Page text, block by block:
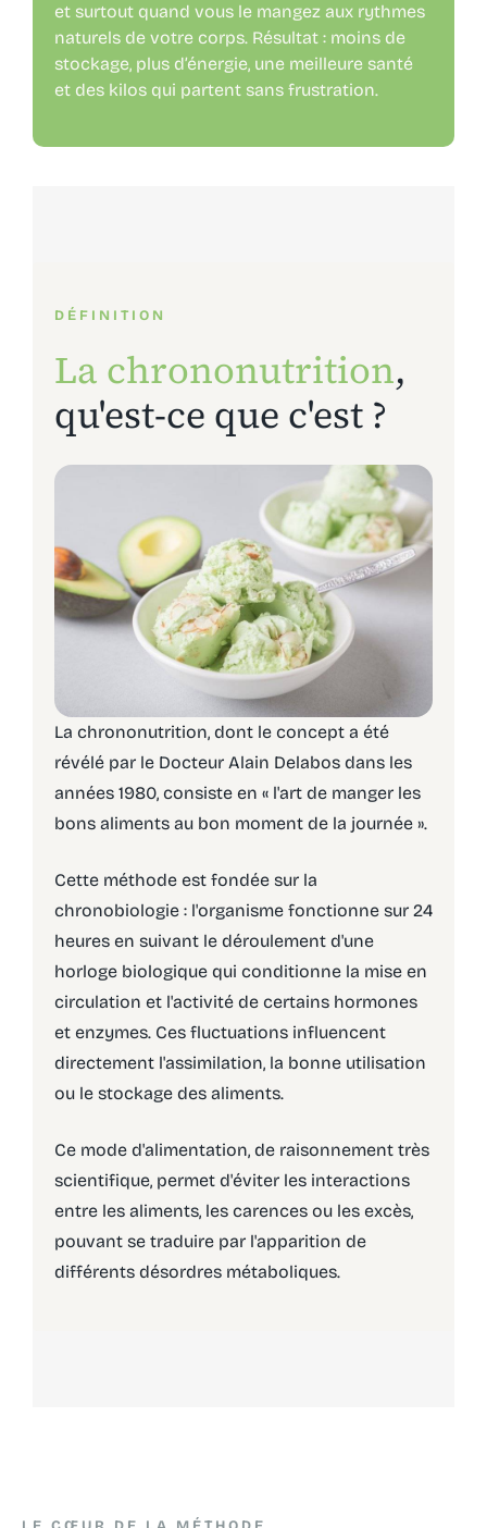
et surtout quand vous le mangez aux rythmes
naturels de votre corps. Résultat : moins de
stockage, plus d’énergie, une meilleure santé
et des kilos qui partent sans frustration.
DÉFINITION
La chrononutrition,
qu'est-ce que c'est ?
La chrononutrition, dont le concept a été
révélé par le Docteur Alain Delabos dans les
années 1980, consiste en « l'art de manger les
bons aliments au bon moment de la journée ».
Cette méthode est fondée sur la
chronobiologie : l'organisme fonctionne sur 24
heures en suivant le déroulement d'une
horloge biologique qui conditionne la mise en
circulation et l'activité de certains hormones
et enzymes. Ces fluctuations influencent
directement l'assimilation, la bonne utilisation
ou le stockage des aliments.
Ce mode d'alimentation, de raisonnement très
scientifique, permet d'éviter les interactions
entre les aliments, les carences ou les excès,
pouvant se traduire par l'apparition de
différents désordres métaboliques.